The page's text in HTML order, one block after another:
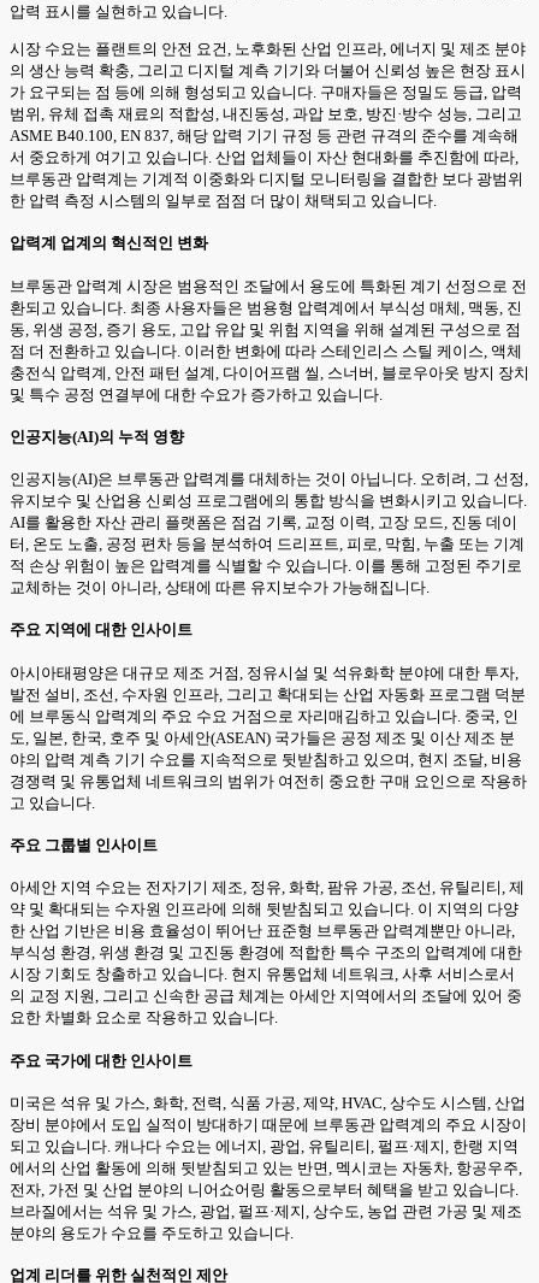
압력 표시를 실현하고 있습니다.
시장 수요는 플랜트의 안전 요건, 노후화된 산업 인프라, 에너지 및 제조 분야
의 생산 능력 확충, 그리고 디지털 계측 기기와 더불어 신뢰성 높은 현장 표시
가 요구되는 점 등에 의해 형성되고 있습니다. 구매자들은 정밀도 등급, 압력
범위, 유체 접촉 재료의 적합성, 내진동성, 과압 보호, 방진·방수 성능, 그리고
ASME B40.100, EN 837, 해당 압력 기기 규정 등 관련 규격의 준수를 계속해
서 중요하게 여기고 있습니다. 산업 업체들이 자산 현대화를 추진함에 따라,
브루동관 압력계는 기계적 이중화와 디지털 모니터링을 결합한 보다 광범위
한 압력 측정 시스템의 일부로 점점 더 많이 채택되고 있습니다.
압력계 업계의 혁신적인 변화
브루동관 압력계 시장은 범용적인 조달에서 용도에 특화된 계기 선정으로 전
환되고 있습니다. 최종 사용자들은 범용형 압력계에서 부식성 매체, 맥동, 진
동, 위생 공정, 증기 용도, 고압 유압 및 위험 지역을 위해 설계된 구성으로 점
점 더 전환하고 있습니다. 이러한 변화에 따라 스테인리스 스틸 케이스, 액체
충전식 압력계, 안전 패턴 설계, 다이어프램 씰, 스너버, 블로우아웃 방지 장치
및 특수 공정 연결부에 대한 수요가 증가하고 있습니다.
인공지능(AI)의 누적 영향
인공지능(AI)은 브루동관 압력계를 대체하는 것이 아닙니다. 오히려, 그 선정,
유지보수 및 산업용 신뢰성 프로그램에의 통합 방식을 변화시키고 있습니다.
AI를 활용한 자산 관리 플랫폼은 점검 기록, 교정 이력, 고장 모드, 진동 데이
터, 온도 노출, 공정 편차 등을 분석하여 드리프트, 피로, 막힘, 누출 또는 기계
적 손상 위험이 높은 압력계를 식별할 수 있습니다. 이를 통해 고정된 주기로
교체하는 것이 아니라, 상태에 따른 유지보수가 가능해집니다.
주요 지역에 대한 인사이트
아시아태평양은 대규모 제조 거점, 정유시설 및 석유화학 분야에 대한 투자,
발전 설비, 조선, 수자원 인프라, 그리고 확대되는 산업 자동화 프로그램 덕분
에 브루동식 압력계의 주요 수요 거점으로 자리매김하고 있습니다. 중국, 인
도, 일본, 한국, 호주 및 아세안(ASEAN) 국가들은 공정 제조 및 이산 제조 분
야의 압력 계측 기기 수요를 지속적으로 뒷받침하고 있으며, 현지 조달, 비용
경쟁력 및 유통업체 네트워크의 범위가 여전히 중요한 구매 요인으로 작용하
고 있습니다.
주요 그룹별 인사이트
아세안 지역 수요는 전자기기 제조, 정유, 화학, 팜유 가공, 조선, 유틸리티, 제
약 및 확대되는 수자원 인프라에 의해 뒷받침되고 있습니다. 이 지역의 다양
한 산업 기반은 비용 효율성이 뛰어난 표준형 브루동관 압력계뿐만 아니라,
부식성 환경, 위생 환경 및 고진동 환경에 적합한 특수 구조의 압력계에 대한
시장 기회도 창출하고 있습니다. 현지 유통업체 네트워크, 사후 서비스로서
의 교정 지원, 그리고 신속한 공급 체계는 아세안 지역에서의 조달에 있어 중
요한 차별화 요소로 작용하고 있습니다.
주요 국가에 대한 인사이트
미국은 석유 및 가스, 화학, 전력, 식품 가공, 제약, HVAC, 상수도 시스템, 산업
장비 분야에서 도입 실적이 방대하기 때문에 브루동관 압력계의 주요 시장이
되고 있습니다. 캐나다 수요는 에너지, 광업, 유틸리티, 펄프·제지, 한랭 지역
에서의 산업 활동에 의해 뒷받침되고 있는 반면, 멕시코는 자동차, 항공우주,
전자, 가전 및 산업 분야의 니어쇼어링 활동으로부터 혜택을 받고 있습니다.
브라질에서는 석유 및 가스, 광업, 펄프·제지, 상수도, 농업 관련 가공 및 제조
분야의 용도가 수요를 주도하고 있습니다.
업계 리더를 위한 실천적인 제안